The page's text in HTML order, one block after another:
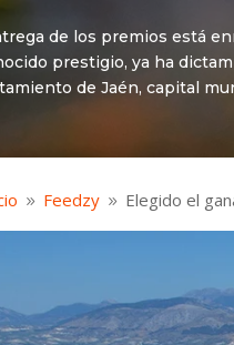
de los premios está
prestigio, ya ha
de Jaén, capital
9 Feedzy 9 Elegido el